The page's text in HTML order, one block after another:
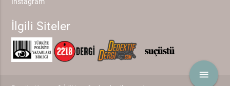
menu
İlgili Siteler